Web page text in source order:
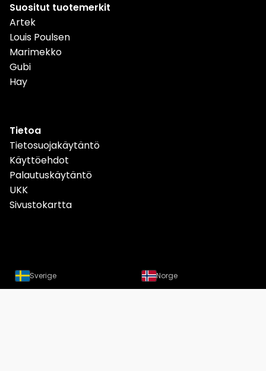
Suositut tuotemerkit
Artek
Louis Poulsen
Marimekko
Gubi
Hay
Tietoa
Tietosuojakäytäntö
Käyttöehdot
Palautuskäytäntö
UKK
Sivustokartta
Sverige Norge